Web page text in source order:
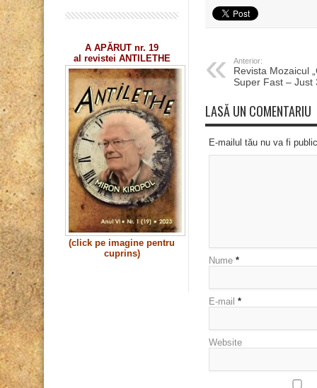
Anterior:
Revista Mozaicul
Super Fast – Just
LASĂ UN COMENTARIU
E-mailul tău nu va fi
Nume *
E-mail *
Website
A APĂRUT nr. 19
al revistei ANTILETHE
(click pe imagine pentru
cuprins)